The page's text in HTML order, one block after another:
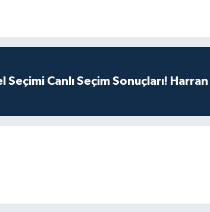
Canlı Seçim Sonuçları! Harran